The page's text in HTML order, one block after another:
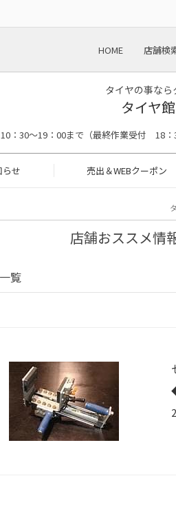
HOME 店舗検
タイヤの事な
タイヤ
10：30～19：00まで（最終作業受付 18：
らせ 売出＆WEBクーポン
店舗おススメ情
覧